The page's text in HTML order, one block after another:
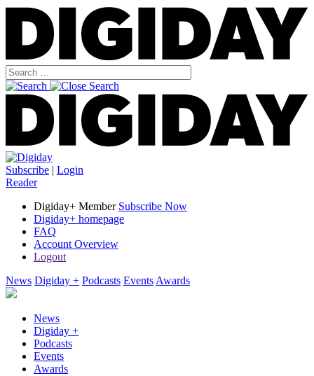
Subscribe | Login
Reader
Digiday+ Member Subscribe Now
Digiday+ homepage
FAQ
Account Overview
Logout
News Digiday + Podcasts Events Awards
News
Digiday +
Podcasts
Events
Awards